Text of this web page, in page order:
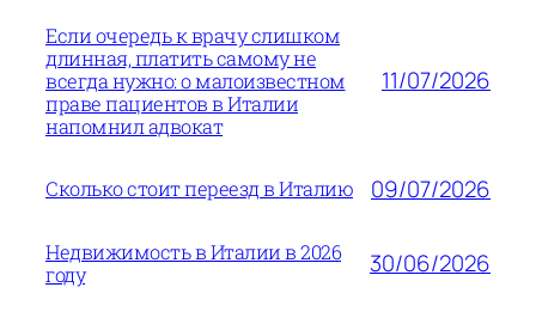
Если очередь к врачу слишком
длинная, платить самому не
всегда нужно: о малоизвестном
праве пациентов в Италии
напомнил адвокат
11/07/2026
Сколько стоит переезд в Италию 09/07/2026
Недвижимость в Италии в 2026
году
30/06/2026